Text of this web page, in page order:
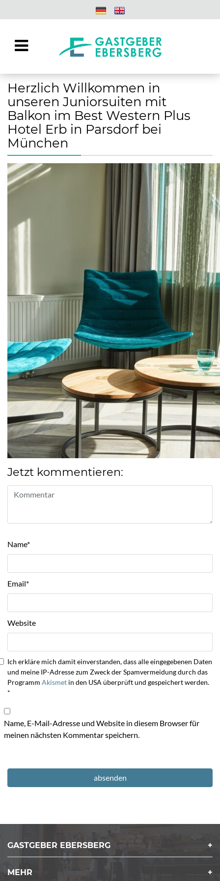
Herzlich Willkommen in
unseren Juniorsuiten mit
Balkon im Best Western Plus
Hotel Erb in Parsdorf bei
München
Jetzt kommentieren:
Name*
Email*
Website
Ich erkläre mich damit einverstanden, dass alle eingegebenen Daten
und meine IP-Adresse zum Zweck der Spamvermeidung durch das
Programm Akismet in den USA überprüft und gespeichert werden.
*
Name, E-Mail-Adresse und Website in diesem Browser für
meinen nächsten Kommentar speichern.
GASTGEBER EBERSBERG
MEHR